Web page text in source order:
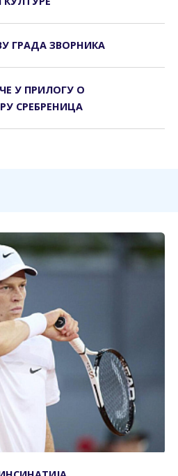
ГРАДА ЗВОРНИКА
У ПРИЛОГУ О
СРЕБРЕНИЦА